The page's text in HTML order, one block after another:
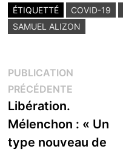
ÉTIQUETTÉ COVID-19
SAMUEL ALIZON
Navigation
de
l’article
PUBLICATION
PRÉCÉDENTEPublication
Libération.
Mélenchon : « Un
type nouveau de